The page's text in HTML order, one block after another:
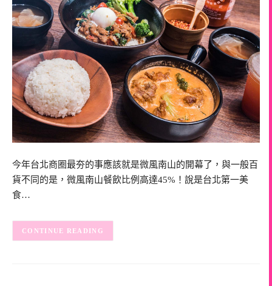
今年台北商圈最夯的事應該就是微風南山的開幕了，與一般百
貨不同的是，微風南山餐飲比例高達45%！說是台北第一美
食…
CONTINUE READING